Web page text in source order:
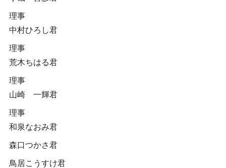
理事
中村ひろし君
理事
荒木ちはる君
理事
山崎 一輝君
理事
和泉なおみ君
森口つかさ君
鳥居こうすけ君